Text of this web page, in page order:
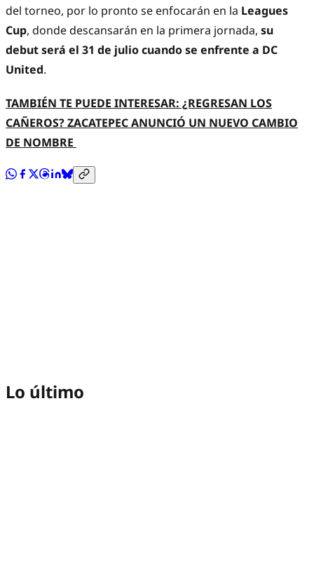
del torneo, por lo pronto se enfocarán en la Leagues
Cup, donde descansarán en la primera jornada, su
debut será el 31 de julio cuando se enfrente a DC
United.
TAMBIÉN TE PUEDE INTERESAR: ¿REGRESAN LOS
CAÑEROS? ZACATEPEC ANUNCIÓ UN NUEVO CAMBIO
DE NOMBRE
Lo último